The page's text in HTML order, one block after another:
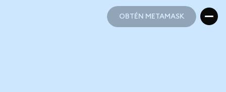
OBTÉN METAMASK